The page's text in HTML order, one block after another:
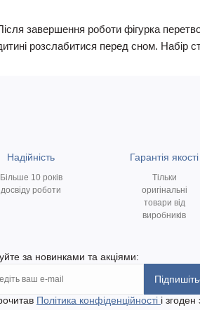
завершення роботи фігурка
розслабитися перед сном. Набір
Надійність
Більше 10 років
досвіду роботи
Гарантія якості
Тільки
оригінальні
товари від
виробників
за новинками та акціями:
Політика конфіденційності і згоден